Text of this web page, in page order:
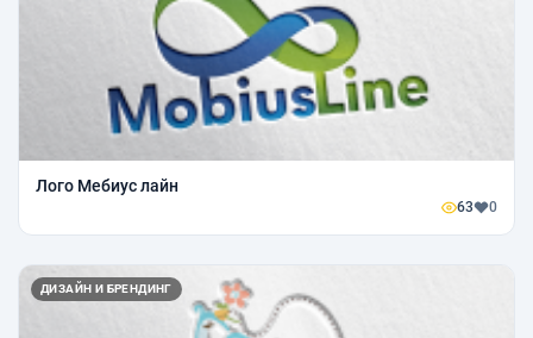
Лого Мебиус лайн
63 0
ДИЗАЙН И БРЕНДИНГ